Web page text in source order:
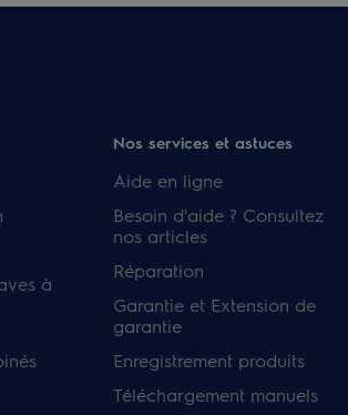
à
Nos services et astuces
Aide en ligne
Besoin d'aide ? Consultez
nos articles
Réparation
Garantie et Extension de
garantie
Enregistrement produits
Téléchargement manuels